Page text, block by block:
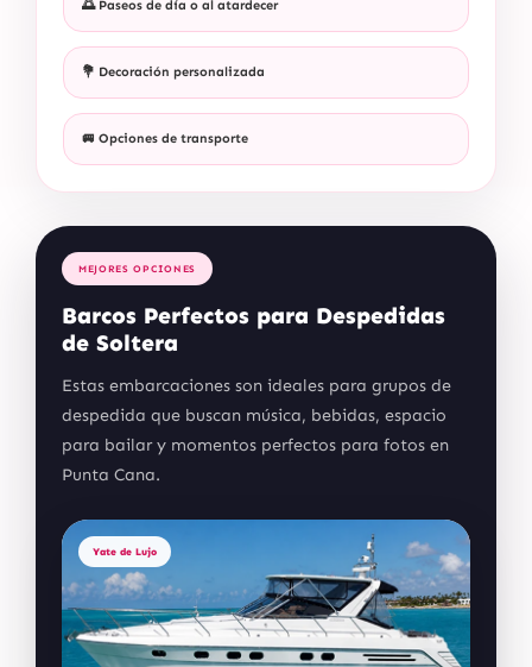
🌅 Paseos de día o al atardecer
💐 Decoración personalizada
🚐 Opciones de transporte
MEJORES OPCIONES
Barcos Perfectos para Despedidas
de Soltera
Estas embarcaciones son ideales para grupos de
despedida que buscan música, bebidas, espacio
para bailar y momentos perfectos para fotos en
Punta Cana.
Yate de Lujo